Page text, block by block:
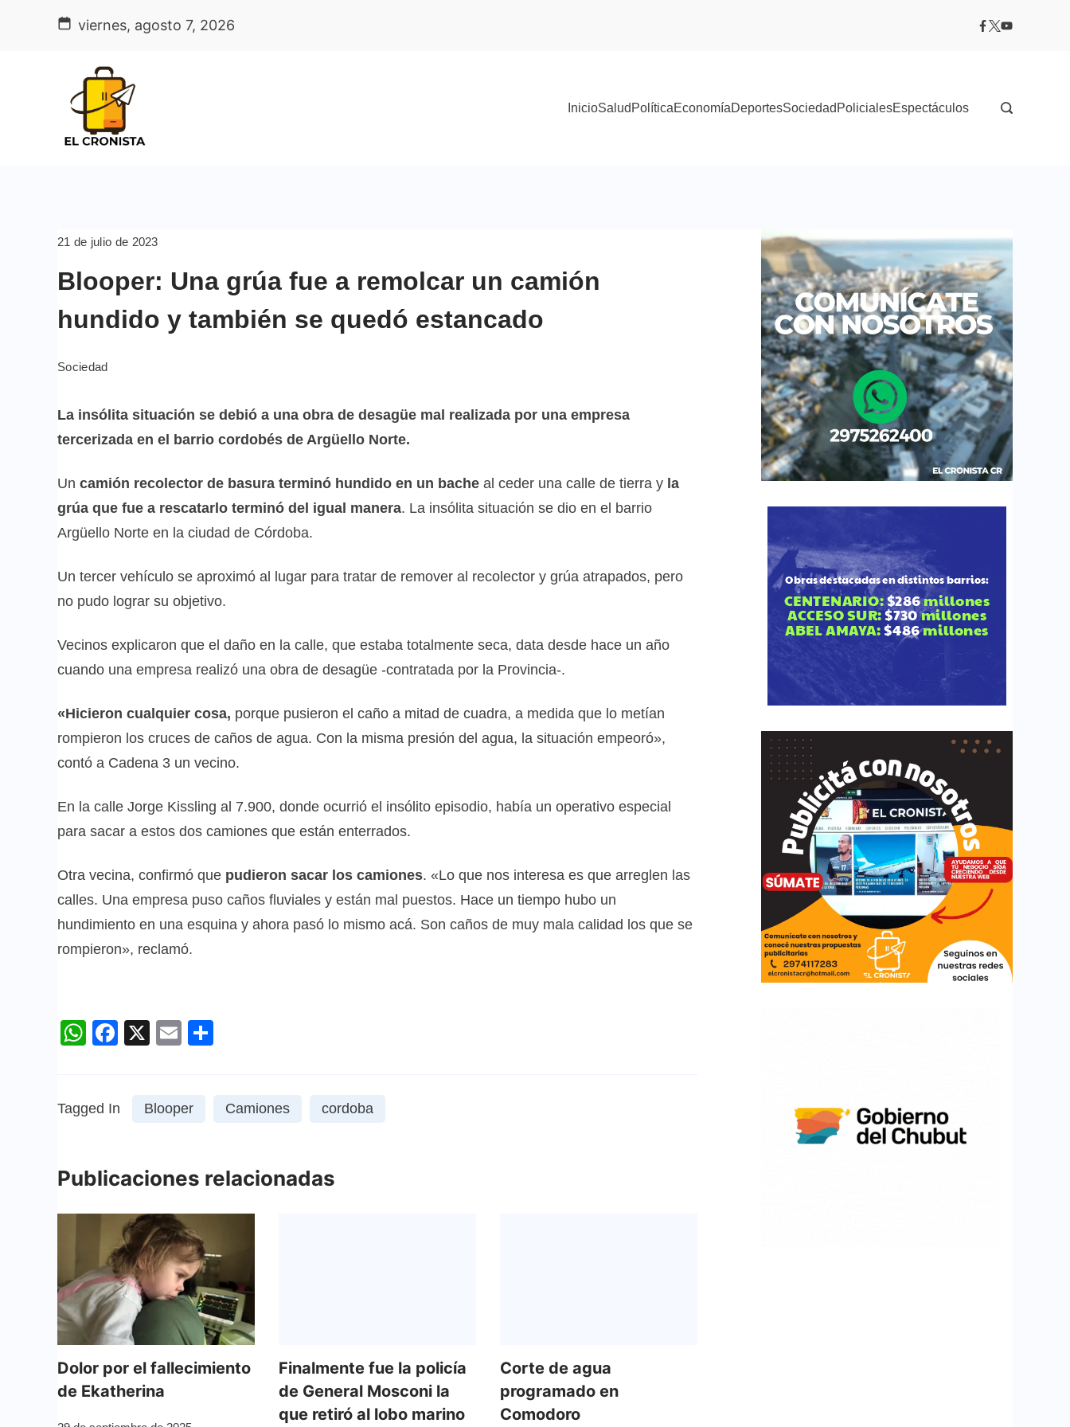
viernes, agosto 7, 2026
InicioSalud PolíticaEconomíaDeportesSociedad PolicialesEspectáculos
21 de julio de 2023
Blooper: Una grúa fue a remolcar un camión
hundido y también se quedó estancado
Sociedad
La insólita situación se debió a una obra de desagüe mal realizada por una empresa
tercerizada en el barrio cordobés de Argüello Norte.
Un camión recolector de basura terminó hundido en un bache al ceder una calle de tierra y la
grúa que fue a rescatarlo terminó del igual manera. La insólita situación se dio en el barrio
Argüello Norte en la ciudad de Córdoba.
Un tercer vehículo se aproximó al lugar para tratar de remover al recolector y grúa atrapados, pero
no pudo lograr su objetivo.
Vecinos explicaron que el daño en la calle, que estaba totalmente seca, data desde hace un año
cuando una empresa realizó una obra de desagüe -contratada por la Provincia-.
«Hicieron cualquier cosa, porque pusieron el caño a mitad de cuadra, a medida que lo metían
rompieron los cruces de caños de agua. Con la misma presión del agua, la situación empeoró»,
contó a Cadena 3 un vecino.
En la calle Jorge Kissling al 7.900, donde ocurrió el insólito episodio, había un operativo especial
para sacar a estos dos camiones que están enterrados.
Otra vecina, confirmó que pudieron sacar los camiones. «Lo que nos interesa es que arreglen las
calles. Una empresa puso caños fluviales y están mal puestos. Hace un tiempo hubo un
hundimiento en una esquina y ahora pasó lo mismo acá. Son caños de muy mala calidad los que se
rompieron», reclamó.
WhatsApp
Facebook
X Email
Tagged In Blooper Camiones cordoba
Publicaciones relacionadas
Dolor por el fallecimiento
de Ekatherina
Finalmente fue la policía
de General Mosconi la
que retiró al lobo marino
Corte de agua
programado en
Comodoro